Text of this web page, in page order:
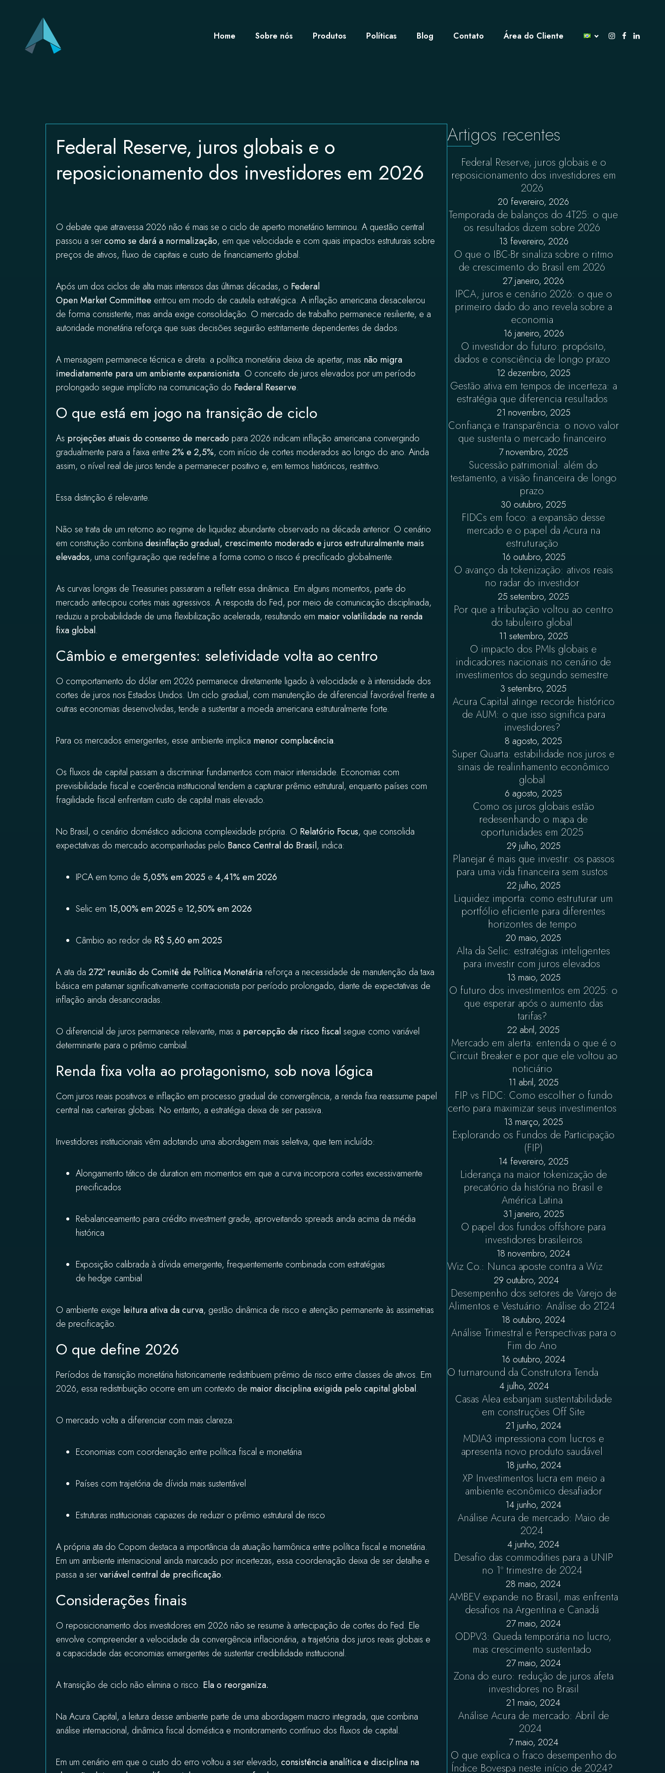
Home Sobre nós Produtos Políticas Blog Contato Área do Cliente
Federal Reserve, juros globais e o
reposicionamento dos investidores em 2026
O debate que atravessa 2026 não é mais se o ciclo de aperto monetário terminou. A questão central
passou a sercomo se dará a normalização, em que velocidade e com quais impactos estruturais sobre
preços de ativos, fluxo de capitais e custo de financiamento global.
Após um dos ciclos de alta mais intensos das últimas décadas, o Federal
Open Market Committee entrou em modo de cautela estratégica. A inflação americana desacelerou
de forma consistente, mas ainda exige consolidação. O mercado de trabalho permanece resiliente, e a
autoridade monetária reforça que suas decisões seguirão estritamente dependentes de dados.
A mensagem permanece técnica e direta: a política monetária deixa de apertar, mas não migra
imediatamente para um ambiente expansionista. O conceito de juros elevados por um período
prolongado segue implícito na comunicação do Federal Reserve.
O que está em jogo na transição de ciclo
As projeções atuais do consenso de mercado para 2026 indicam inflação americana convergindo
gradualmente para a faixa entre 2% e 2,5%, com início de cortes moderados ao longo do ano. Ainda
assim, o nível real de juros tende a permanecer positivo e, em termos históricos, restritivo.
Essa distinção é relevante.
Não se trata de um retorno ao regime de liquidez abundante observado na década anterior. O cenário
em construção combina desinflação gradual, crescimento moderado e juros estruturalmente mais
elevados, uma configuração que redefine a forma como o risco é precificado globalmente.
As curvas longas de Treasuries passaram a refletir essa dinâmica. Em alguns momentos, parte do
mercado antecipou cortes mais agressivos. A resposta do Fed, por meio de comunicação disciplinada,
reduziu a probabilidade de uma flexibilização acelerada, resultando em maior volatilidade na renda
fixa global.
Câmbio e emergentes: seletividade volta ao centro
O comportamento do dólar em 2026 permanece diretamente ligado à velocidade e à intensidade dos
cortes de juros nos Estados Unidos. Um ciclo gradual, com manutenção de diferencial favorável frente a
outras economias desenvolvidas, tende a sustentar a moeda americana estruturalmente forte.
Para os mercados emergentes, esse ambiente implica menor complacência.
Os fluxos de capital passam a discriminar fundamentos com maior intensidade. Economias com
previsibilidade fiscal e coerência institucional tendem a capturar prêmio estrutural, enquanto países com
fragilidade fiscal enfrentam custo de capital mais elevado.
No Brasil, o cenário doméstico adiciona complexidade própria. O Relatório Focus, que consolida
expectativas do mercado acompanhadas pelo Banco Central do Brasil, indica:
IPCA em torno de 5,05% em 2025 e 4,41% em 2026
Selic em 15,00% em 2025 e 12,50% em 2026
Câmbio ao redor de R$ 5,60 em 2025
A ata da 272ª reunião do Comitê de Política Monetária reforça a necessidade de manutenção da taxa
básica em patamar significativamente contracionista por período prolongado, diante de expectativas de
inflação ainda desancoradas.
O diferencial de juros permanece relevante, mas a percepção de risco fiscalsegue como variável
determinante para o prêmio cambial.
Renda fixa volta ao protagonismo, sob nova lógica
Com juros reais positivos e inflação em processo gradual de convergência, a renda fixa reassume papel
central nas carteiras globais. No entanto, a estratégia deixa de ser passiva.
Investidores institucionais vêm adotando uma abordagem mais seletiva, que tem incluído:
Alongamento tático de duration em momentos em que a curva incorpora cortes excessivamente
precificados
Rebalanceamento para crédito investment grade, aproveitando spreads ainda acima da média
histórica
Exposição calibrada à dívida emergente, frequentemente combinada com estratégias
de hedge cambial
O ambiente exige leitura ativa da curva, gestão dinâmica de risco e atenção permanente às assimetrias
de precificação.
O que define 2026
Períodos de transição monetária historicamente redistribuem prêmio de risco entre classes de ativos. Em
2026, essa redistribuição ocorre em um contexto de maior disciplina exigida pelo capital global.
O mercado volta a diferenciar com mais clareza:
Economias com coordenação entre política fiscal e monetária
Países com trajetória de dívida mais sustentável
Estruturas institucionais capazes de reduzir o prêmio estrutural de risco
A própria ata do Copom destaca a importância da atuação harmônica entre política fiscal e monetária.
Em um ambiente internacional ainda marcado por incertezas, essa coordenação deixa de ser detalhe e
passa a servariável central de precificação.
Considerações finais
O reposicionamento dos investidores em 2026 não se resume à antecipação de cortes do Fed. Ele
envolve compreender a velocidade da convergência inflacionária, a trajetória dos juros reais globais e
a capacidade das economias emergentes de sustentar credibilidade institucional.
A transição de ciclo não elimina o risco. Ela o reorganiza.
Na Acura Capital, a leitura desse ambiente parte de uma abordagem macro integrada, que combina
análise internacional, dinâmica fiscal doméstica e monitoramento contínuo dos fluxos de capital.
Em um cenário em que o custo do erro voltou a ser elevado, consistência analítica e disciplina na
Artigos recentes
Federal Reserve, juros globais e o
reposicionamento dos investidores em
2026
20 fevereiro, 2026
Temporada de balanços do 4T25: o que
os resultados dizem sobre 2026
13 fevereiro, 2026
O que o IBC-Br sinaliza sobre o ritmo
de crescimento do Brasil em 2026
27 janeiro, 2026
IPCA, juros e cenário 2026: o que o
primeiro dado do ano revela sobre a
economia
16 janeiro, 2026
O investidor do futuro: propósito,
dados e consciência de longo prazo
12 dezembro, 2025
Gestão ativa em tempos de incerteza: a
estratégia que diferencia resultados
21 novembro, 2025
Confiança e transparência: o novo valor
que sustenta o mercado financeiro
7 novembro, 2025
Sucessão patrimonial: além do
testamento, a visão financeira de longo
prazo
30 outubro, 2025
FIDCs em foco: a expansão desse
mercado e o papel da Acura na
estruturação
16 outubro, 2025
O avanço da tokenização: ativos reais
no radar do investidor
25 setembro, 2025
Por que a tributação voltou ao centro
do tabuleiro global
11 setembro, 2025
O impacto dos PMIs globais e
indicadores nacionais no cenário de
investimentos do segundo semestre
3 setembro, 2025
Acura Capital atinge recorde histórico
de AUM: o que isso significa para
investidores?
8 agosto, 2025
Super Quarta: estabilidade nos juros e
sinais de realinhamento econômico
global
6 agosto, 2025
Como os juros globais estão
redesenhando o mapa de
oportunidades em 2025
29 julho, 2025
Planejar é mais que investir: os passos
para uma vida financeira sem sustos
22 julho, 2025
Liquidez importa: como estruturar um
portfólio eficiente para diferentes
horizontes de tempo
20 maio, 2025
Alta da Selic: estratégias inteligentes
para investir com juros elevados
13 maio, 2025
O futuro dos investimentos em 2025: o
que esperar após o aumento das
tarifas?
22 abril, 2025
Mercado em alerta: entenda o que é o
Circuit Breaker e por que ele voltou ao
noticiário
11 abril, 2025
FIP vs FIDC: Como escolher o fundo
certo para maximizar seus investimentos
13 março, 2025
Explorando os Fundos de Participação
(FIP)
14 fevereiro, 2025
Liderança na maior tokenização de
precatório da história no Brasil e
América Latina
31 janeiro, 2025
O papel dos fundos offshore para
investidores brasileiros
18 novembro, 2024
Wiz Co.: Nunca aposte contra a Wiz
29 outubro, 2024
Desempenho dos setores de Varejo de
Alimentos e Vestuário: Análise do 2T24
18 outubro, 2024
Análise Trimestral e Perspectivas para o
Fim do Ano
16 outubro, 2024
O turnaround da Construtora Tenda
4 julho, 2024
Casas Alea esbanjam sustentabilidade
em construções Off Site
21 junho, 2024
MDIA3 impressiona com lucros e
apresenta novo produto saudável
18 junho, 2024
XP Investimentos lucra em meio a
ambiente econômico desafiador
14 junho, 2024
Análise Acura de mercado: Maio de
2024
4 junho, 2024
Desafio das commodities para a UNIP
no 1º trimestre de 2024
28 maio, 2024
AMBEV expande no Brasil, mas enfrenta
desafios na Argentina e Canadá
27 maio, 2024
ODPV3: Queda temporária no lucro,
mas crescimento sustentado
27 maio, 2024
Zona do euro: redução de juros afeta
investidores no Brasil
21 maio, 2024
Análise Acura de mercado: Abril de
2024
7 maio, 2024
O que explica o fraco desempenho do
Índice Bovespa neste início de 2024?